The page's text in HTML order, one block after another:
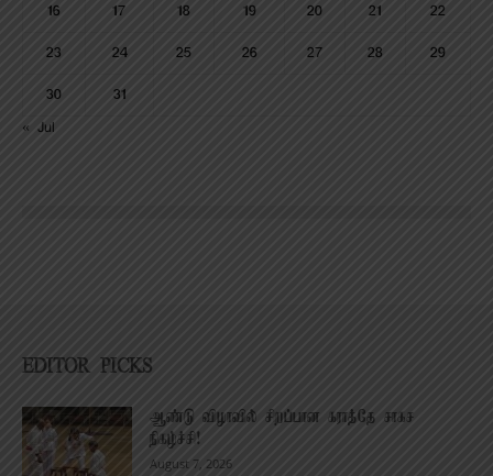
16 17 18 19 20 21 22
23 24 25 26 27 28 29
30
31
« Jul
EDITOR PICKS
ஆண்டு விழாவில் சிறப்பான கராத்தே சாகச
நிகழ்ச்சி!
August 7, 2026